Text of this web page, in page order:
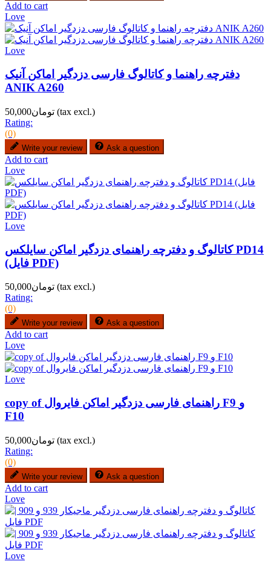
Add to cart
Love
Love
دفترچه راهنما و کاتالوگ فارسی دزدگیر اماکن آنیک
ANIK A260
تومان50,000 (tax excl.)
Rating:
(0)
Write your review Ask a question
Add to cart
Love
Love
کاتالوگ و دفترچه راهنمای دزدگیر اماکن سایلکس PD14
(فایل PDF)
تومان50,000 (tax excl.)
Rating:
(0)
Write your review Ask a question
Add to cart
Love
Love
copy of راهنمای فارسی دزدگیر اماکن فایروال F9 و
F10
تومان50,000 (tax excl.)
Rating:
(0)
Write your review Ask a question
Add to cart
Love
Love